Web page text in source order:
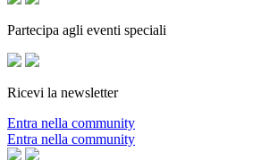
Partecipa agli eventi speciali
Ricevi la newsletter
Entra nella community
Entra nella community